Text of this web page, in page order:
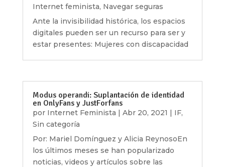
Internet feminista, Navegar seguras
Ante la invisibilidad histórica, los espacios
digitales pueden ser un recurso para ser y
estar presentes: Mujeres con discapacidad
Modus operandi: Suplantación de identidad
en OnlyFans y JustForfans
por Internet Feminista | Abr 20, 2021 | IF,
Sin categoría
Por: Mariel Domínguez y Alicia ReynosoEn
los últimos meses se han popularizado
noticias, videos y artículos sobre las